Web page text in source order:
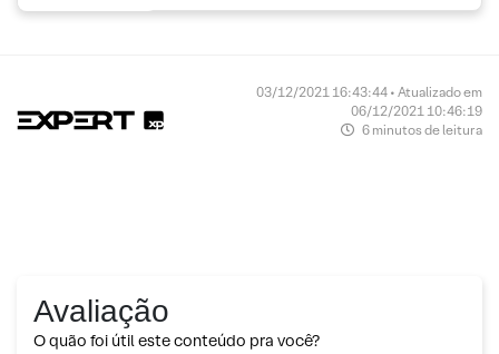
03/12/2021 16:43:44 • Atualizado em
06/12/2021 10:46:19
6 minutos de leitura
Avaliação
O quão foi útil este conteúdo pra você?